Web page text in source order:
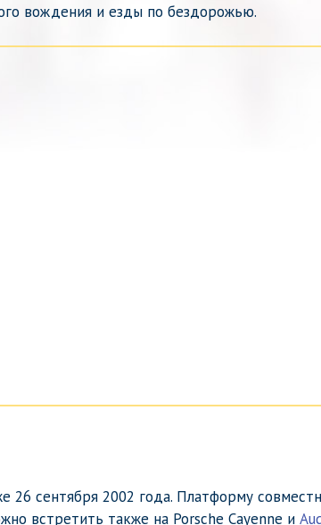
вождения и езды по бездорожью.
26 сентября 2002 года. Платформу
встретить также на Porsche Cayenne и